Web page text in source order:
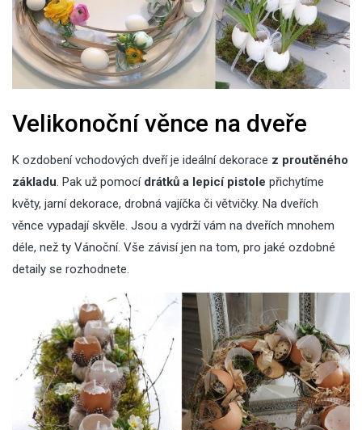
Velikonoční věnce na dveře
K ozdobení vchodových dveří je ideální dekorace z proutěného
základu. Pak už pomocí drátků a lepicí pistole přichytíme
květy, jarní dekorace, drobná vajíčka či větvičky. Na dveřích
věnce vypadají skvěle. Jsou a vydrží vám na dveřích mnohem
déle, než ty Vánoční. Vše závisí jen na tom, pro jaké ozdobné
detaily se rozhodnete.